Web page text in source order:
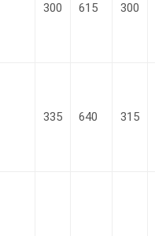
300 615
300
335 640
315